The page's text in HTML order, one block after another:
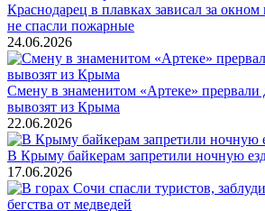
Краснодарец в плавках зависал за
не спасли пожарные
24.06.2026
Смену в знаменитом «Артеке» прервали
вывозят из Крыма
22.06.2026
В Крыму байкерам запретили ночную
17.06.2026